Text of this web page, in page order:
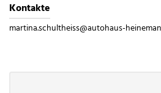
Kontakte
martina.schultheiss@autohaus-